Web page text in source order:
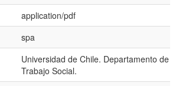
application/pdf
spa
Universidad de Chile. Departamento de
Trabajo Social.